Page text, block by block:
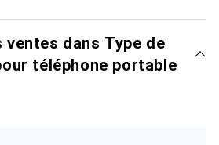
ventes dans Type de
téléphone portable